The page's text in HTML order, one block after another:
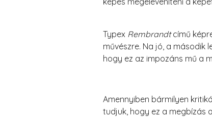
Typex Rembrandtcímű
művészre. Na jó, a második
hogy ez az impozáns mű a
Amennyiben bármilyen
tudjuk, hogy ez a megbízás